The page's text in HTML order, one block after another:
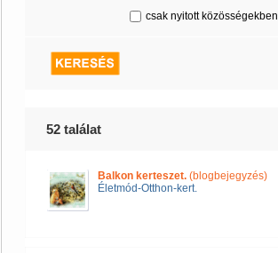
csak nyitott közösségekben
52 találat
Balkon kerteszet. (blogbejegyzés)
Életmód-Otthon-kert.